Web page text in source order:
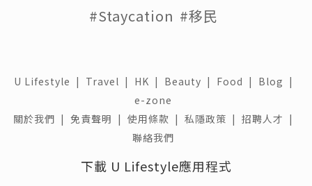
#Staycation #移民
U Lifestyle | Travel | HK | Beauty | Food | Blog |
e-zone
關於我們 | 免責聲明 | 使用條款 | 私隱政策 | 招聘人才 |
聯絡我們
下載 U Lifestyle應用程式